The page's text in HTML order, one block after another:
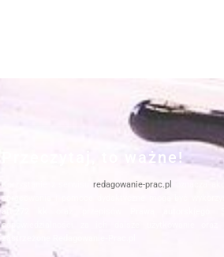
Przeczytaj, to ważne!
Korzystanie z serwisuredagowanie-prac.pl
opracowania i pomoce dydaktyczne mogą być
odpowiedzialności za ich dalsze użytkowanie oraz